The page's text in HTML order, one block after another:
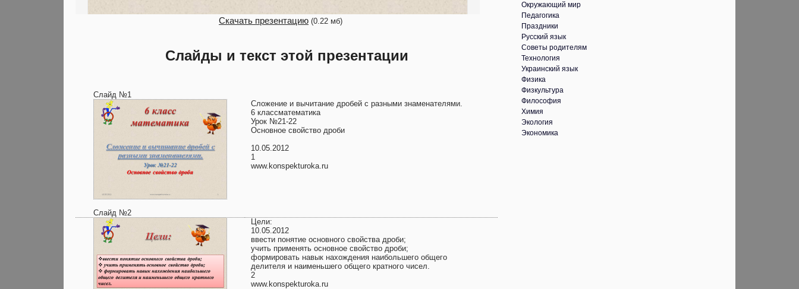
Скачать презентацию (0.22 мб)
Слайды и текст этой презентации
Слайд №1
Сложение и вычитание дробей с разными знаменателями.
6 классматематика
Урок №21-22
Основное свойство дроби
10.05.2012
1
www.konspekturoka.ru
Слайд №2
Цели:
10.05.2012
ввести понятие основного свойства дроби;
учить применять основное свойство дроби;
формировать навык нахождения наибольшего общего
делителя и наименьшего общего кратного чисел.
2
www.konspekturoka.ru
Окружающий мир
Педагогика
Праздники
Русский язык
Советы родителям
Технология
Украинский язык
Физика
Физкультура
Философия
Химия
Экология
Экономика